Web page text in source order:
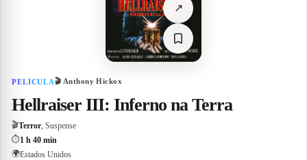
↗
PELÍCULA🎬 Anthony Hickox
Hellraiser III: Inferno na Terra
🎬Terror , Suspense
⏱1 h 40 min
🌍Estados Unidos